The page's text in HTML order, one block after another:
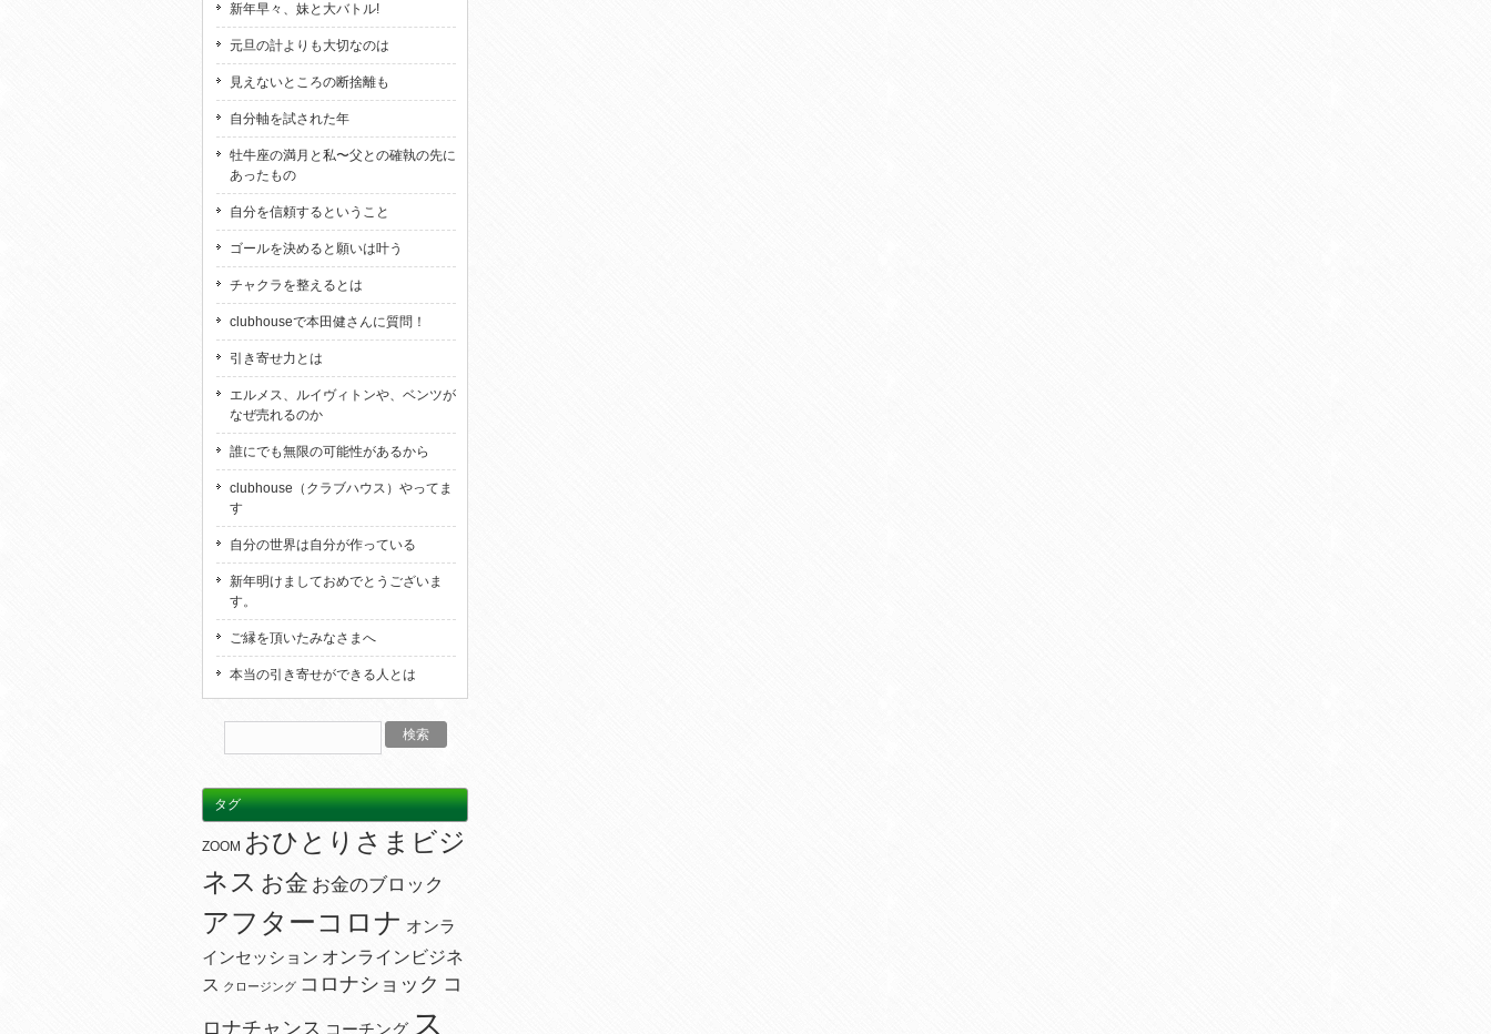
新年早々、妹と大バトル!
元旦の計よりも大切なのは
見えないところの断捨離も
自分軸を試された年
牡牛座の満月と私〜父との確執の先に
あったもの
自分を信頼するということ
ゴールを決めると願いは叶う
チャクラを整えるとは
clubhouseで本田健さんに質問！
引き寄せ力とは
エルメス、ルイヴィトンや、ベンツが
なぜ売れるのか
誰にでも無限の可能性があるから
clubhouse（クラブハウス）やってま
す
自分の世界は自分が作っている
新年明けましておめでとうございま
す。
ご縁を頂いたみなさまへ
本当の引き寄せができる人とは
タグ
ZOOM おひとりさまビジ
ネス お金 お金のブロック
アフターコロナ オンラ
インセッション オンラインビジネ
ス クロージング コロナショック コ
ロナチャンス コーチング ス